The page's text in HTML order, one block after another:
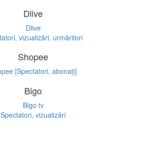
Dlive
Dlive
vizualizări, urmăritori
Shopee
[Spectatori, abonați]
Bigo
Bigo tv
Spectatori, vizualizări